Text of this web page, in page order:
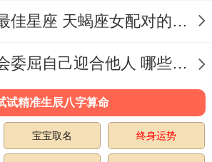
带便签本 - 今天捕捉的碎片
录留住这串音符,它们可能价
天蝎座女配对最佳星座 天蝎座女配对的星座
这些星座女不会委屈自己迎合他人 哪些星座女不会体谅人呢
试精准生辰八字算命
宝宝取名 终身运势